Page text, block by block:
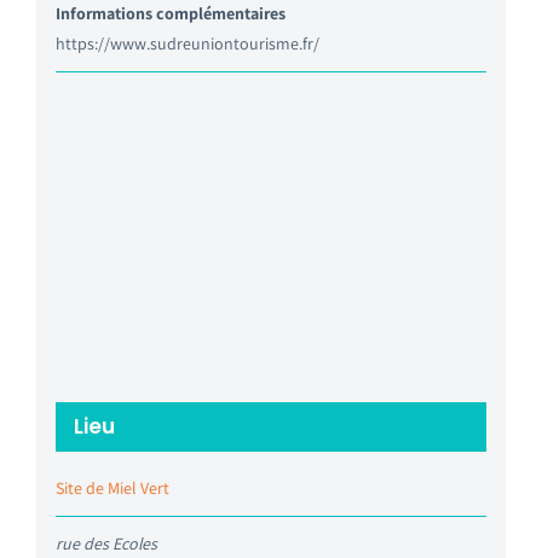
Informations complémentaires
https://www.sudreuniontourisme.fr/
Lieu
Site de Miel Vert
rue des Ecoles